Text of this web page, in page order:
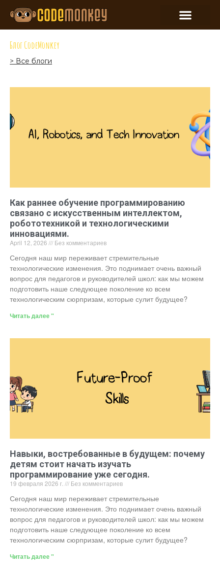
Блог CodeMonkey
> Все блоги
Как раннее обучение программированию
связано с искусственным интеллектом,
робототехникой и технологическими
инновациями.
April 12, 2026 Без комментариев
Сегодня наш мир переживает стремительные
технологические изменения. Это поднимает очень важный
вопрос для педагогов и руководителей школ: как мы можем
подготовить наше следующее поколение ко всем
технологическим сюрпризам, которые сулит будущее?
Читать далее "
Навыки, востребованные в будущем: почему
детям стоит начать изучать
программирование уже сегодня.
19 февраля 2026 г. Без комментариев
Сегодня наш мир переживает стремительные
технологические изменения. Это поднимает очень важный
вопрос для педагогов и руководителей школ: как мы можем
подготовить наше следующее поколение ко всем
технологическим сюрпризам, которые сулит будущее?
Читать далее "